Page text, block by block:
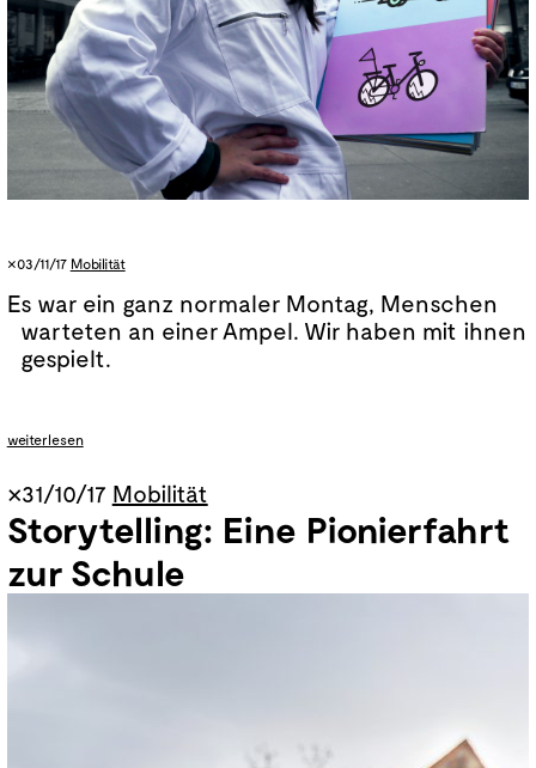
Inwiefern verändern sich die
Vereinbarungsverhältnisse?
×03/11/17 Mobilität
Es war ein ganz normaler Montag, Menschen
warteten an einer Ampel. Wir haben mit ihnen
gespielt.
weiterlesen
×31/10/17 Mobilität
Storytelling: Eine Pionierfahrt
zur Schule